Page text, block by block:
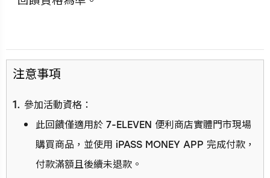
⁠注意事項
參加活動資格：
此回饋僅適用於 7-ELEVEN 便利商店實體門市現場
購買商品，並使用 iPASS MONEY APP 完成付款，
付款滿額且後續未退款。